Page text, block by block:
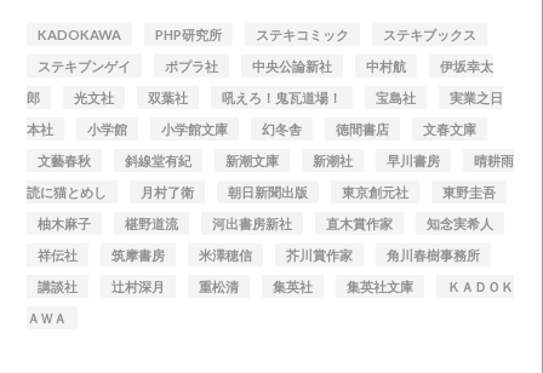
KADOKAWA PHP研究所 ステキコミック
ステキブックス
ステキブンゲイ
ポプラ社 中央公論新社 中村航
伊坂幸太
郎
光文社 双葉社 吼えろ！鬼瓦道場！ 宝島社
実業之日
本社
小学館 小学館文庫 幻冬舎 徳間書店
文春文庫
文藝春秋
斜線堂有紀 新潮文庫 新潮社 早川書房
晴耕雨
読に猫とめし
月村了衛 朝日新聞出版 東京創元社
東野圭吾
柚木麻子
椹野道流 河出書房新社 直木賞作家
知念実希人
祥伝社
筑摩書房 米澤穂信 芥川賞作家
角川春樹事務所
講談社
辻村深月 重松清 集英社 集英社文庫
ＫＡＤＯＫ
ＡＷＡ